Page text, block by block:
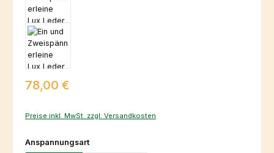
Regulärer Preis:
78,00 €
Preise inkl. MwSt. zzgl. Versandkosten
Anspannungsartauswählen